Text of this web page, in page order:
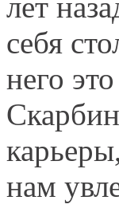
себя
него
нам